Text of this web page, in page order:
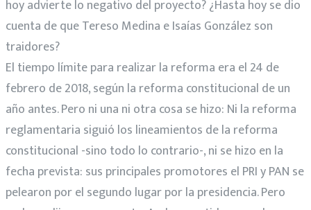
hoy advierte lo negativo del proyecto? ¿Hasta hoy se dio
cuenta de que Tereso Medina e Isaías González son
traidores?
El tiempo límite para realizar la reforma era el 24 de
febrero de 2018, según la reforma constitucional de un
año antes. Pero ni una ni otra cosa se hizo: Ni la reforma
reglamentaria siguió los lineamientos de la reforma
constitucional -sino todo lo contrario-, ni se hizo en la
fecha prevista: sus principales promotores el PRI y PAN se
pelearon por el segundo lugar por la presidencia. Pero